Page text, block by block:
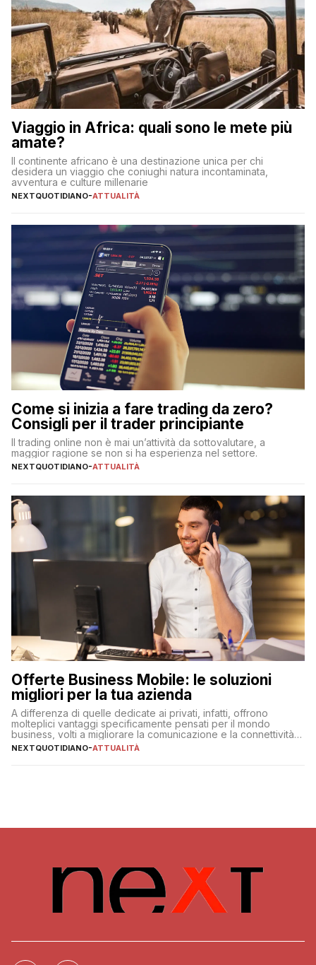
Viaggio in Africa: quali sono le mete più
amate?
Il continente africano è una destinazione unica per chi
desidera un viaggio che coniughi natura incontaminata,
avventura e culture millenarie
NEXTQUOTIDIANO-ATTUALITÀ
Come si inizia a fare trading da zero?
Consigli per il trader principiante
Il trading online non è mai un’attività da sottovalutare, a
maggior ragione se non si ha esperienza nel settore.
NEXTQUOTIDIANO-ATTUALITÀ
Offerte Business Mobile: le soluzioni
migliori per la tua azienda
A differenza di quelle dedicate ai privati, infatti, offrono
molteplici vantaggi specificamente pensati per il mondo
business, volti a migliorare la comunicazione e la connettività
degli utenti
NEXTQUOTIDIANO-ATTUALITÀ